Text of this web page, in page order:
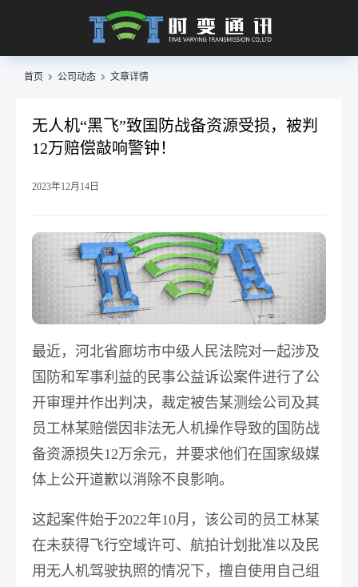
首页 公司动态 文章详情
无人机“黑飞”致国防战备资源受损，被判
12万赔偿敲响警钟！
2023年12月14日
最近，河北省廊坊市中级人民法院对一起涉及
国防和军事利益的民事公益诉讼案件进行了公
开审理并作出判决，裁定被告某测绘公司及其
员工林某赔偿因非法无人机操作导致的国防战
备资源损失12万余元，并要求他们在国家级媒
体上公开道歉以消除不良影响。
这起案件始于2022年10月，该公司的员工林某
在未获得飞行空域许可、航拍计划批准以及民
用无人机驾驶执照的情况下，擅自使用自己组